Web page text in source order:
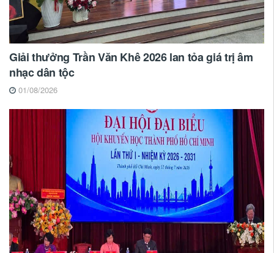
Giải thưởng Trần Văn Khê 2026 lan tỏa giá trị âm
nhạc dân tộc
01/08/2026